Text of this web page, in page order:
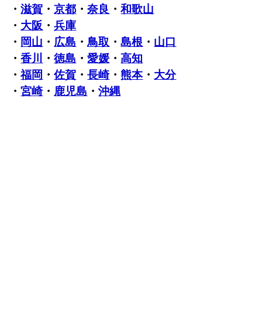
・滋賀 ・京都 ・奈良 ・和歌山
・ 大阪 ・兵庫
・ 岡山 ・ 広島 ・鳥取 ・島根 ・ 山口
・香川 ・徳島 ・愛媛 ・高知
・福岡 ・佐賀 ・長崎・ 熊本・ 大分
・宮崎・ 鹿児島 ・沖縄